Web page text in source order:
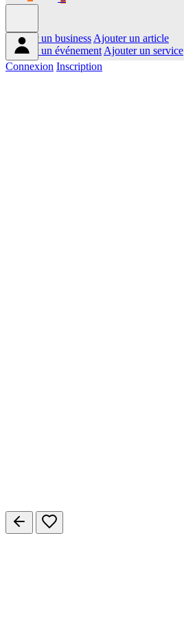
Ajouter un business Ajouter un article
Ajouter un événement Ajouter un service
Connexion Inscription